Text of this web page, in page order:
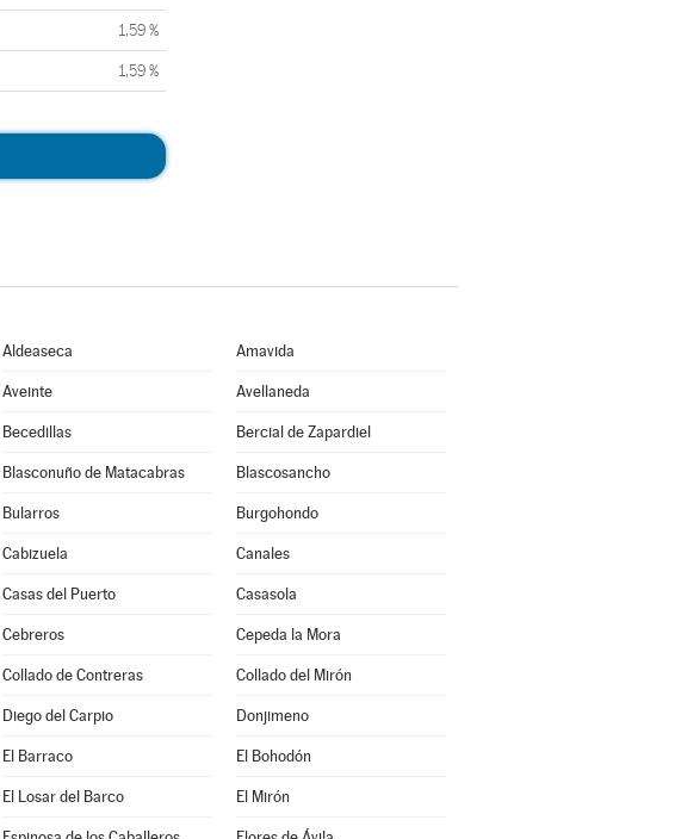
1,59 %
1,59 %
Aldeaseca Amavida
Aveinte Avellaneda
Becedillas Bercial de Zapardiel
Blasconuño de Matacabras Blascosancho
Bularros Burgohondo
Cabizuela Canales
Casas del Puerto Casasola
Cebreros Cepeda la Mora
Collado de Contreras Collado del Mirón
Diego del Carpio Donjimeno
El Barraco El Bohodón
El Losar del Barco El Mirón